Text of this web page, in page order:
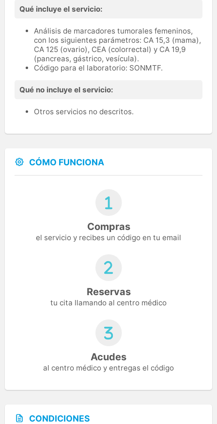
Qué incluye el servicio:
Análisis de marcadores tumorales femeninos,
con los siguientes parámetros: CA 15,3 (mama),
CA 125 (ovario), CEA (colorrectal) y CA 19,9
(pancreas, gástrico, vesícula).
Código para el laboratorio: SONMTF.
Qué no incluye el servicio:
Otros servicios no descritos.
CÓMO FUNCIONA
Compras
el servicio y recibes un código en tu email
Reservas
tu cita llamando al centro médico
Acudes
al centro médico y entregas el código
CONDICIONES